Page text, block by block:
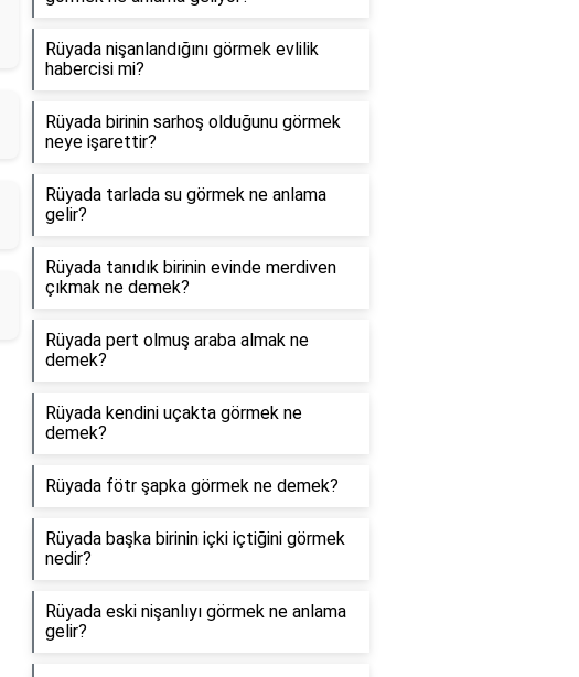
Rüyada nişanlandığını görmek evlilik
habercisi mi?
Rüyada birinin sarhoş olduğunu görmek
neye işarettir?
Rüyada tarlada su görmek ne anlama
gelir?
Rüyada tanıdık birinin evinde merdiven
çıkmak ne demek?
Rüyada pert olmuş araba almak ne
demek?
Rüyada kendini uçakta görmek ne
demek?
Rüyada fötr şapka görmek ne demek?
Rüyada başka birinin içki içtiğini görmek
nedir?
Rüyada eski nişanlıyı görmek ne anlama
gelir?